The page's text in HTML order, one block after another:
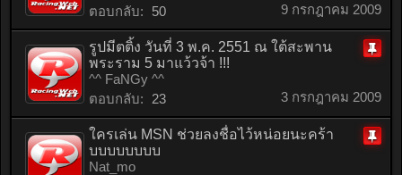
ตอบกลับ:
50 9 กรกฎาคม 2009
รูปมีตติ้ง วันที่ 3 พ.ค. 2551 ณ ใต้สะพาน
พระราม 5 มาแว้วจ้า !!!
^^ FaNGy ^^
ตอบกลับ:
23 3 กรกฎาคม 2009
ใครเล่น MSN ช่วยลงชื่อไว้หน่อยนะคร้า
บบบบบบบบ
Nat_mo